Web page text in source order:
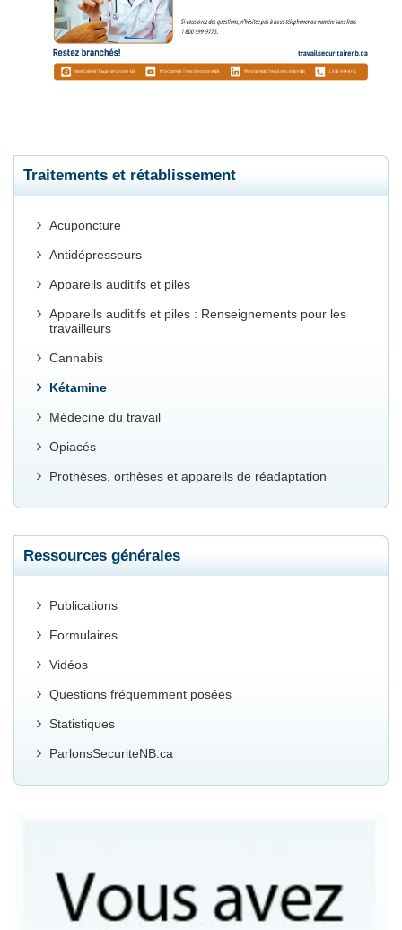
Traitements et rétablissement
Acuponcture
Antidépresseurs
Appareils auditifs et piles
Appareils auditifs et piles : Renseignements pour les
travailleurs
Cannabis
Kétamine
Médecine du travail
Opiacés
Prothèses, orthèses et appareils de réadaptation
Ressources générales
Publications
Formulaires
Vidéos
Questions fréquemment posées
Statistiques
ParlonsSecuriteNB.ca